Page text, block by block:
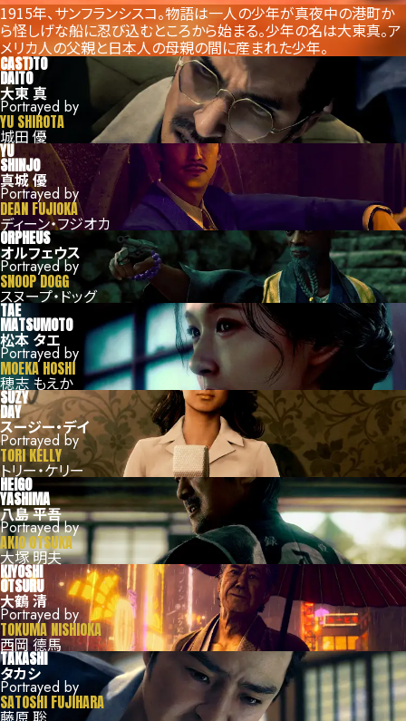
THE STORY
1915.
A young man leaves life
in San Francisco behind.
1915年、サンフランシスコ。物語は一人の少年が真夜中の港町か
ら怪しげな船に忍び込むところから始まる。少年の名は大東真。ア
メリカ人の父親と日本人の母親の間に産まれた少年。
CAST
MAKOTO
DAITO
大東 真
Portrayed by
YU SHIROTA
城田 優
YU
SHINJO
真城 優
Portrayed by
DEAN FUJIOKA
ディーン・フジオカ
ORPHEUS
オルフェウス
Portrayed by
SNOOP DOGG
スヌープ・ドッグ
TAE
MATSUMOTO
松本 タエ
Portrayed by
MOEKA HOSHI
穂志 もえか
SUZY
DAY
スージー・デイ
Portrayed by
TORI KELLY
トリー・ケリー
HEIGO
YASHIMA
八島 平吾
Portrayed by
AKIO OTSUKA
大塚 明夫
KIYOSHI
OTSURU
大鶴 清
Portrayed by
TOKUMA NISHIOKA
西岡 德馬
TAKASHI
タカシ
Portrayed by
SATOSHI FUJIHARA
藤原 聡